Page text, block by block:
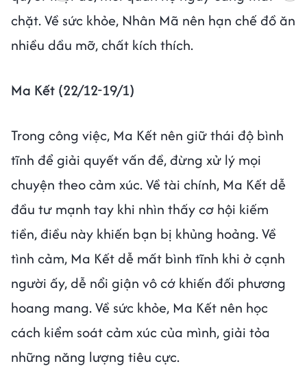
chặt. Về sức khỏe, Nhân Mã nên hạn chế đồ ăn
nhiều dầu mỡ, chất kích thích.
Ma Kết (22/12-19/1)
Trong công việc, Ma Kết nên giữ thái độ bình
tĩnh để giải quyết vấn đề, đừng xử lý mọi
chuyện theo cảm xúc. Về tài chính, Ma Kết dễ
đầu tư mạnh tay khi nhìn thấy cơ hội kiếm
tiền, điều này khiến bạn bị khủng hoảng. Về
tình cảm, Ma Kết dễ mất bình tĩnh khi ở cạnh
người ấy, dễ nổi giận vô cớ khiến đối phương
hoang mang. Về sức khỏe, Ma Kết nên học
cách kiểm soát cảm xúc của mình, giải tỏa
những năng lượng tiêu cực.